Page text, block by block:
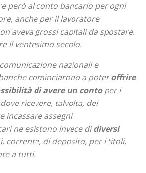
però al conto bancario per ogni
anche per il lavoratore
aveva grossi capitali da spostare,
il ventesimo secolo.
nazionali e
cominciarono a poteroffrire
di avere un contoper i
ricevere, talvolta, dei
incassare assegni.
ne esistono invece didiversi
corrente, di deposito, per i titoli,
a tutti.